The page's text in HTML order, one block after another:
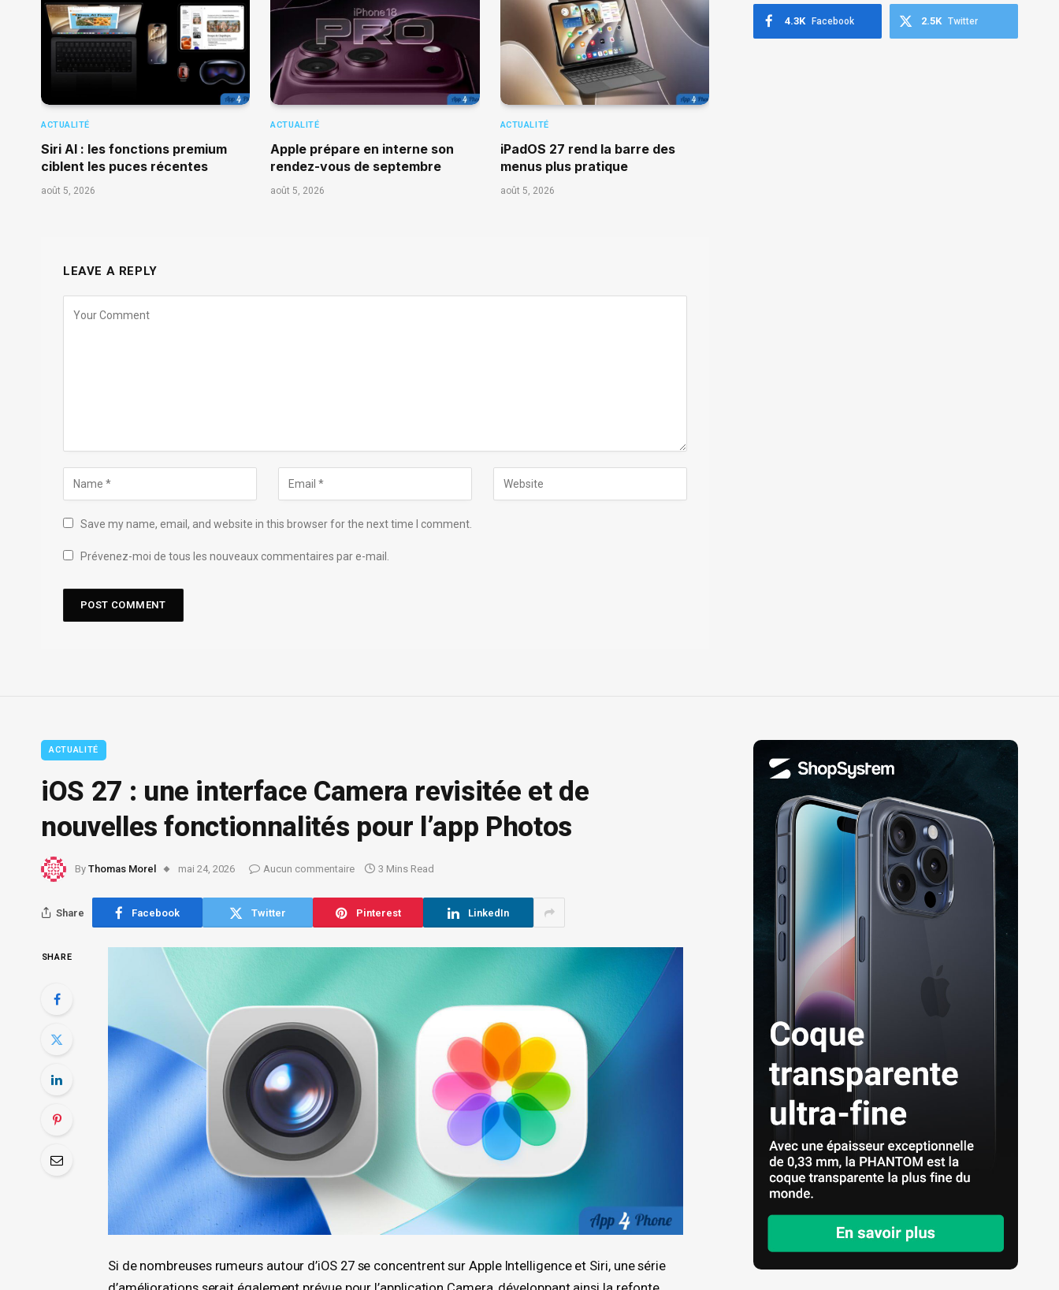
ACTUALITÉ
Siri AI : les fonctions premium
ciblent les puces récentes
août 5, 2026
ACTUALITÉ
Apple prépare en interne son
rendez-vous de septembre
août 5, 2026
ACTUALITÉ
iPadOS 27 rend la barre des
menus plus pratique
août 5, 2026
LEAVE A REPLY
Save my name, email, and website in this browser for the next time I comment.
Prévenez-moi de tous les nouveaux commentaires par e-mail.
Facebook
4.3K Twitter
2.5K
ACTUALITÉ
iOS 27 : une interface Camera revisitée et de
nouvelles fonctionnalités pour l’app Photos
By Thomas Morel mai 24, 2026 Aucun commentaire 3 Mins Read
Share Facebook Twitter Pinterest LinkedIn
SHARE
Si de nombreuses rumeurs autour d’iOS 27 se concentrent sur Apple Intelligence et Siri, une série